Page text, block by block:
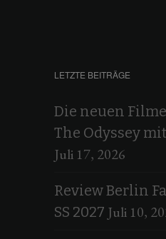
LETZTE BEITRÄGE
Die neuen
The Odyssey
Juli 17, 2026
Review Berlin
SS 2027 Juli 10,